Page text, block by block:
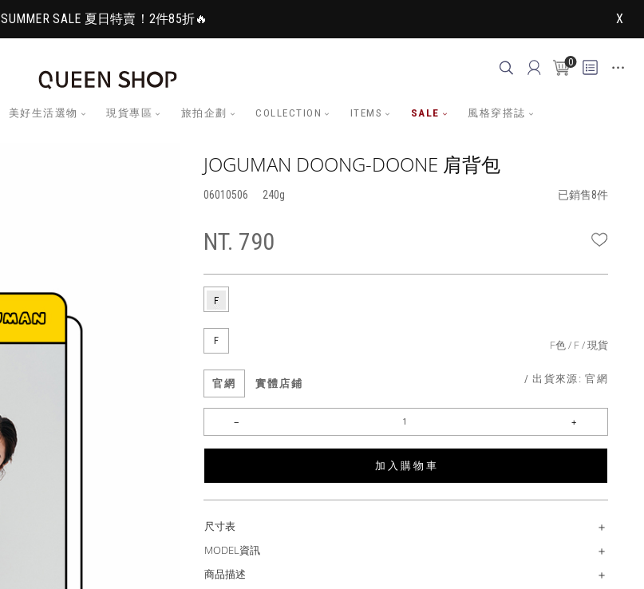
SUMMER SALE 夏日特賣！2件85折🔥 X
0
美好生活選物 現貨專區 旅拍企劃 COLLECTION ITEMS SALE 風格穿搭誌
JOGUMAN DOONG-DOONE 肩背包
06010506 240 已銷售8件
NT. 790
F F色 F 現貨
官網 實體店鋪 / 出貨來源:官網
加 入 購 物 車
尺寸表
MODEL資訊
商品描述